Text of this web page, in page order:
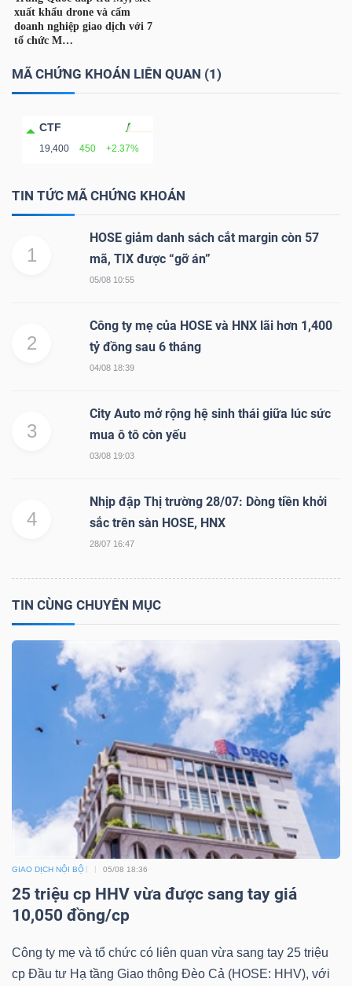
MÃ CHỨNG KHOÁN LIÊN QUAN (1)
CTF
19,400 450 +2.37%
TIN TỨC MÃ CHỨNG KHOÁN
1
HOSE giảm danh sách cắt margin còn 57
mã, TIX được “gỡ án”
05/08 10:55
2
Công ty mẹ của HOSE và HNX lãi hơn 1,400
tỷ đồng sau 6 tháng
04/08 18:39
3
City Auto mở rộng hệ sinh thái giữa lúc sức
mua ô tô còn yếu
03/08 19:03
4
Nhịp đập Thị trường 28/07: Dòng tiền khởi
sắc trên sàn HOSE, HNX
28/07 16:47
TIN CÙNG CHUYÊN MỤC
GIAO DỊCH NỘI BỘ 05/08 18:36
25 triệu cp HHV vừa được sang tay giá
10,050 đồng/cp
Công ty mẹ và tổ chức có liên quan vừa sang tay 25 triệu
cp Đầu tư Hạ tầng Giao thông Đèo Cả (HOSE: HHV), với
PHIẾU
ĐẦU
TƯ
XUẤT
Ngành
NĂNG
NGUYÊN
LIỆU
NGHIỆP
TIÊU
DÙNG
KHÔNG
THIẾT